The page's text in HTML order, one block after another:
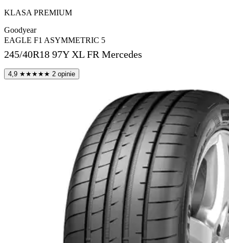
KLASA PREMIUM
Goodyear
EAGLE F1 ASYMMETRIC 5
245/40R18 97Y XL FR Mercedes
4,9 ★★★★★ 2 opinie